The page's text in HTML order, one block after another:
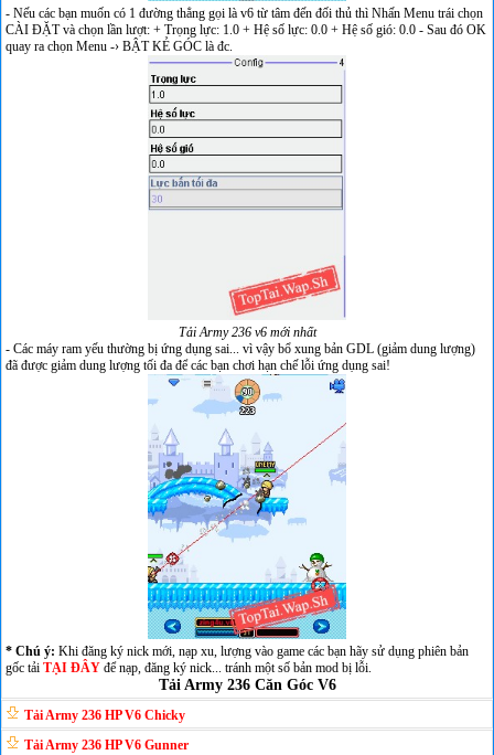
- Nếu các bạn muốn có 1 đường thẳng gọi là v6 từ tâm đến đối thủ thì Nhấn Menu trái chọn
CÀI ĐẶT và chọn lần lượt: + Trọng lực: 1.0 + Hệ số lực: 0.0 + Hệ số gió: 0.0 - Sau đó OK
quay ra chọn Menu -› BẬT KẺ GÓC là đc.
Tải Army 236 v6 mới nhất
- Các máy ram yếu thường bị ứng dụng sai... vì vậy bổ xung bản GDL (giảm dung lượng)
đã được giảm dung lượng tối đa để các bạn chơi hạn chế lỗi ứng dụng sai!
* Chú ý: Khi đăng ký nick mới, nạp xu, lượng vào game các bạn hãy sử dụng phiên bản
gốc tải TẠI ĐÂY để nạp, đăng ký nick... tránh một số bản mod bị lỗi.
Tải Army 236 Căn Góc V6
Tải Army 236 HP V6 Chicky
Tải Army 236 HP V6 Gunner